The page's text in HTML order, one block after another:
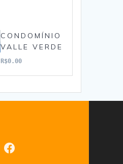
CONDOMÍNIO
VALLE VERDE
R$0.00